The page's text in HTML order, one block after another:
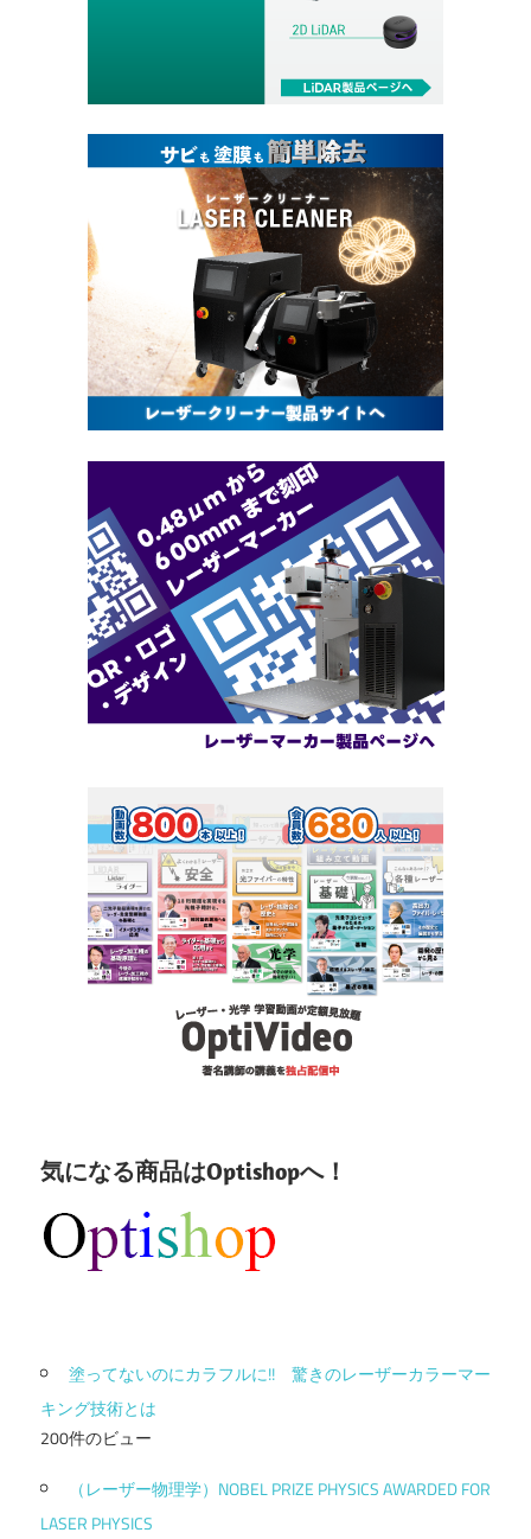
気になる商品はOptishopへ！
塗ってないのにカラフルに!! 驚きのレーザーカラーマー
キング技術とは
200件のビュー
（レーザー物理学）NOBEL PRIZE PHYSICS AWARDED FOR
LASER PHYSICS